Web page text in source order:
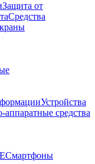
Защита от
Средства
Устройства
средства
Смартфоны